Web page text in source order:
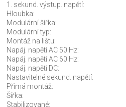
1. sekund. výstup. napětí:
Hloubka:
Modulární šířka:
Modulární typ:
Montáž na lištu:
Napáj. napětí AC 50 Hz:
Napáj. napětí AC 60 Hz:
Napáj. napětí DC:
Nastavitelné sekund. napětí:
Přímá montáž:
Šířka:
Stabilizované: